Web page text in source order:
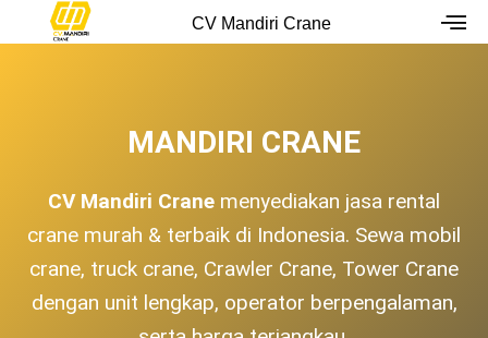
CV Mandiri Crane
MANDIRI CRANE
CV Mandiri Crane menyediakan jasa rental
crane murah & terbaik di Indonesia. Sewa mobil
crane, truck crane, Crawler Crane, Tower Crane
dengan unit lengkap, operator berpengalaman,